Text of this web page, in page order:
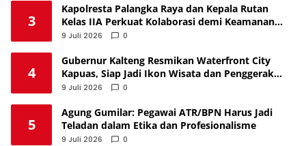
3
Kapolresta Palangka Raya dan Kepala Rutan
Kelas IIA Perkuat Kolaborasi demi Keamanan
Kota
9 Juli 2026 0
4
Gubernur Kalteng Resmikan Waterfront City
Kapuas, Siap Jadi Ikon Wisata dan Penggerak
Ekonomi
9 Juli 2026 0
5
Agung Gumilar: Pegawai ATR/BPN Harus Jadi
Teladan dalam Etika dan Profesionalisme
9 Juli 2026 0